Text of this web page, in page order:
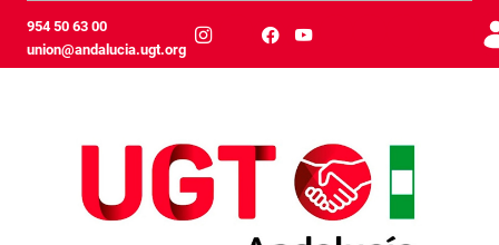
Skip to Main Content
954 50 63 00
union@andalucia.ugt.org